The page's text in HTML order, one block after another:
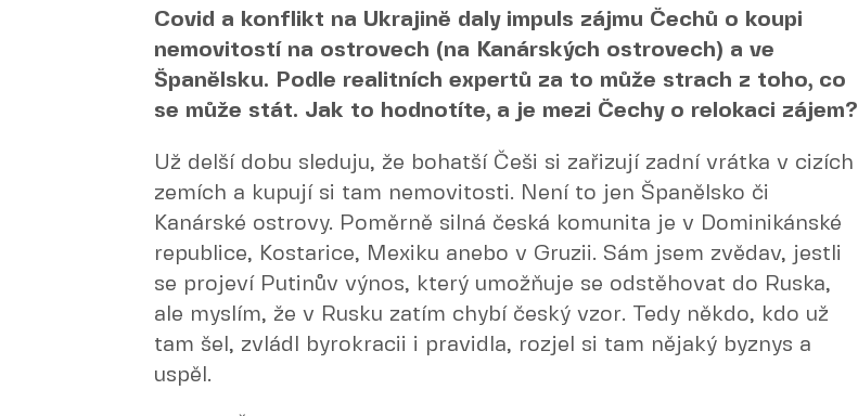
Covid a konflikt na Ukrajině daly impuls zájmu Čechů o koupi
nemovitostí na ostrovech (na Kanárských ostrovech) a ve
Španělsku. Podle realitních expertů za to může strach z toho, co
se může stát. Jak to hodnotíte, a je mezi Čechy o relokaci zájem?
Už delší dobu sleduju, že bohatší Češi si zařizují zadní vrátka v cizích
zemích a kupují si tam nemovitosti. Není to jen Španělsko či
Kanárské ostrovy. Poměrně silná česká komunita je v Dominikánské
republice, Kostarice, Mexiku anebo v Gruzii. Sám jsem zvědav, jestli
se projeví Putinův výnos, který umožňuje se odstěhovat do Ruska,
ale myslím, že v Rusku zatím chybí český vzor. Tedy někdo, kdo už
tam šel, zvládl byrokracii i pravidla, rozjel si tam nějaký byznys a
uspěl.